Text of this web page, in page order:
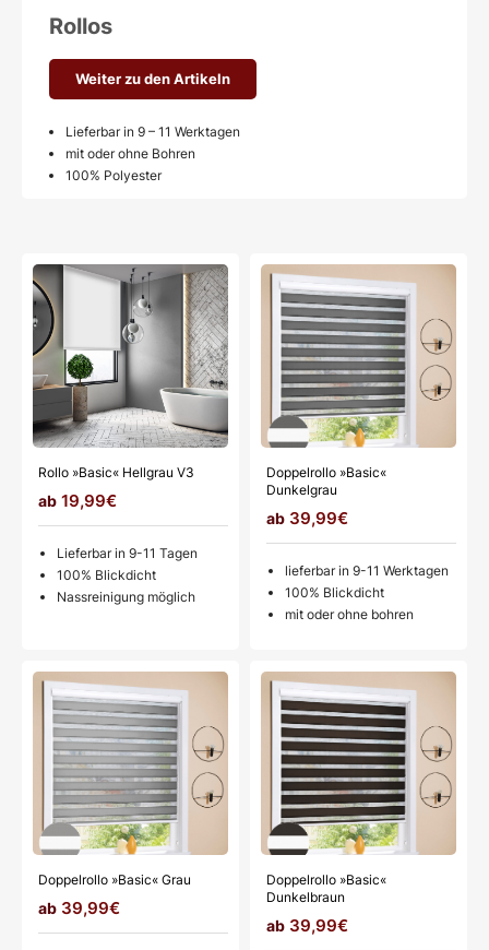
Rollos
Weiter zu den Artikeln
Lieferbar in 9 – 11 Werktagen
mit oder ohne Bohren
100% Polyester
Rollo »Basic« Hellgrau V3
19,99€
Lieferbar in 9-11 Tagen
100% Blickdicht
Nassreinigung möglich
Doppelrollo »Basic«
Dunkelgrau
39,99€
lieferbar in 9-11 Werktagen
100% Blickdicht
mit oder ohne bohren
Doppelrollo »Basic« Grau
39,99€
Doppelrollo »Basic«
Dunkelbraun
39,99€